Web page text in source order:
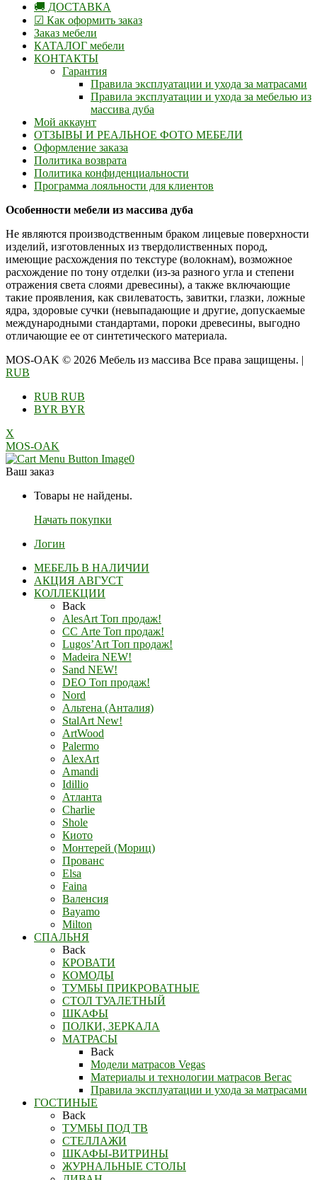
🚚 ДОСТАВКА
☑ Как оформить заказ
Заказ мебели
КАТАЛОГ мебели
КОНТАКТЫ
Гарантия
Правила эксплуатации и ухода за матрасами
Правила эксплуатации и ухода за мебелью из
массива дуба
Мой аккаунт
ОТЗЫВЫ И РЕАЛЬНОЕ ФОТО МЕБЕЛИ
Оформление заказа
Политика возврата
Политика конфиденциальности
Программа лояльности для клиентов
Особенности мебели из массива дуба
Не являются производственным браком лицевые поверхности
изделий, изготовленных из твердолиственных пород,
имеющие расхождения по текстуре (волокнам), возможное
расхождение по тону отделки (из-за разного угла и степени
отражения света слоями древесины), а также включающие
такие проявления, как свилеватость, завитки, глазки, ложные
ядра, здоровые сучки (невыпадающие и другие, допускаемые
международными стандартами, пороки древесины, выгодно
отличающие ее от синтетического материала.
MOS-OAK © 2026 Мебель из массива Все права защищены. |
RUB
RUB RUB
BYR BYR
X
MOS-OAK
0
Ваш заказ
Товары не найдены.
Начать покупки
Логин
МЕБЕЛЬ В НАЛИЧИИ
АКЦИЯ АВГУСТ
КОЛЛЕКЦИИ
Back
AlesArt Топ продаж!
СС Arte Топ продаж!
Lugos’Art Топ продаж!
Madeira NEW!
Sand NEW!
DEO Топ продаж!
Nord
Альтена (Анталия)
StalArt New!
ArtWood
Palermo
AlexArt
Amandi
Idillio
Атланта
Charlie
Shole
Киото
Монтерей (Мориц)
Прованс
Elsa
Faina
Валенсия
Bayamo
Milton
СПАЛЬНЯ
Back
КРОВАТИ
КОМОДЫ
ТУМБЫ ПРИКРОВАТНЫЕ
СТОЛ ТУАЛЕТНЫЙ
ШКАФЫ
ПОЛКИ, ЗЕРКАЛА
МАТРАСЫ
Back
Модели матрасов Vegas
Материалы и технологии матрасов Вегас
Правила эксплуатации и ухода за матрасами
ГОСТИНЫЕ
Back
ТУМБЫ ПОД ТВ
СТЕЛЛАЖИ
ШКАФЫ-ВИТРИНЫ
ЖУРНАЛЬНЫЕ СТОЛЫ